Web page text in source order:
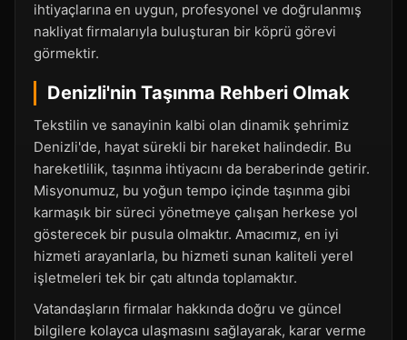
ihtiyaçlarına en uygun, profesyonel ve doğrulanmış
nakliyat firmalarıyla buluşturan bir köprü görevi
görmektir.
Denizli'nin Taşınma Rehberi Olmak
Tekstilin ve sanayinin kalbi olan dinamik şehrimiz
Denizli'de, hayat sürekli bir hareket halindedir. Bu
hareketlilik, taşınma ihtiyacını da beraberinde getirir.
Misyonumuz, bu yoğun tempo içinde taşınma gibi
karmaşık bir süreci yönetmeye çalışan herkese yol
gösterecek bir pusula olmaktır. Amacımız, en iyi
hizmeti arayanlarla, bu hizmeti sunan kaliteli yerel
işletmeleri tek bir çatı altında toplamaktır.
Vatandaşların firmalar hakkında doğru ve güncel
bilgilere kolayca ulaşmasını sağlayarak, karar verme